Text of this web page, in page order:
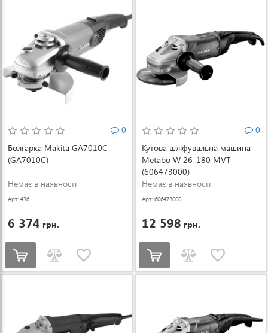
0
Болгарка Makita GA7010C
(GA7010C)
Немає в наявності
Арт: 436
6 374 грн.
0
Кутова шліфувальна машина
Metabo W 26-180 MVT
(606473000)
Немає в наявності
Арт: 606473000
12 598 грн.